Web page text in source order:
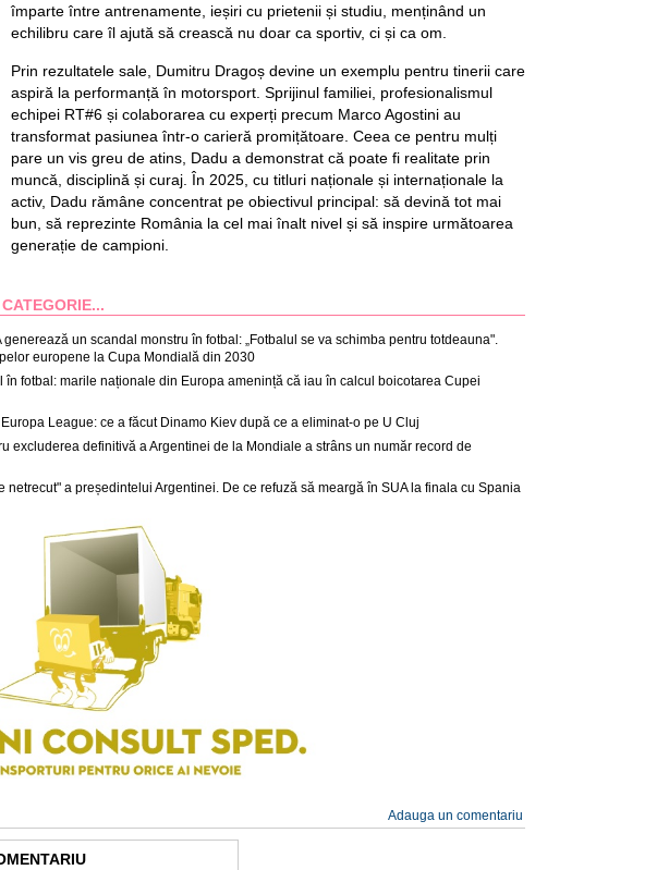
împarte între antrenamente, ieșiri cu prietenii și studiu, menținând un
echilibru care îl ajută să crească nu doar ca sportiv, ci și ca om.
Prin rezultatele sale, Dumitru Dragoș devine un exemplu pentru tinerii care
aspiră la performanță în motorsport. Sprijinul familiei, profesionalismul
echipei RT#6 și colaborarea cu experți precum Marco Agostini au
transformat pasiunea într-o carieră promițătoare. Ceea ce pentru mulți
pare un vis greu de atins, Dadu a demonstrat că poate fi realitate prin
muncă, disciplină și curaj. În 2025, cu titluri naționale și internaționale la
activ, Dadu rămâne concentrat pe obiectivul principal: să devină tot mai
bun, să reprezinte România la cel mai înalt nivel și să inspire următoarea
generație de campioni.
generează un scandal monstru în fotbal: „Fotbalul se va schimba pentru totdeauna".
europene la Cupa Mondială din 2030
în fotbal: marile naționale din Europa amenință că iau în calcul boicotarea Cupei
League: ce a făcut Dinamo Kiev după ce a eliminat-o pe U Cluj
excluderea definitivă a Argentinei de la Mondiale a strâns un număr record de
netrecut" a președintelui Argentinei. De ce refuză să meargă în SUA la finala cu Spania
Adauga un comentariu